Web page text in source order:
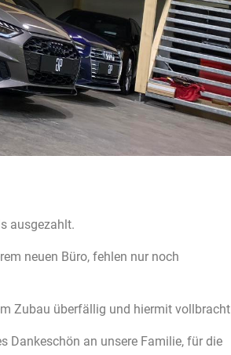
ausgezahlt.
neuen Büro, fehlen nur noch
Zubau überfällig und hiermit vollbracht
Dankeschön an unsere Familie, für die